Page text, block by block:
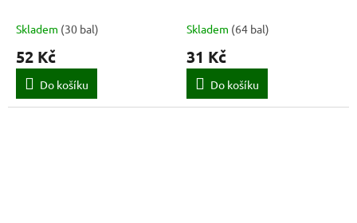
Skladem (30 bal)
52 Kč
Do košíku
Skladem (64 bal)
31 Kč
Do košíku